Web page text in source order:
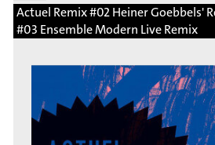
Actuel Remix #02 Heiner Goebbels'
#03 Ensemble Modern Live Remix